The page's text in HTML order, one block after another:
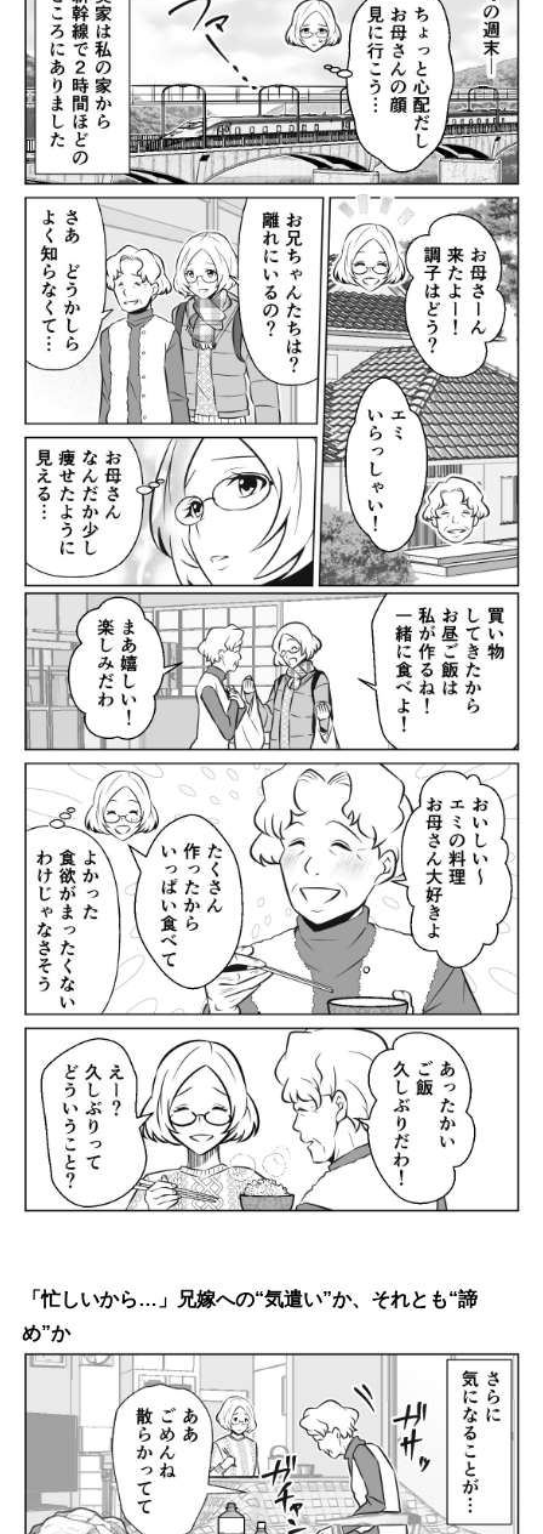
「忙しいから…」兄嫁への“気遣い”か、それとも“諦
め”か